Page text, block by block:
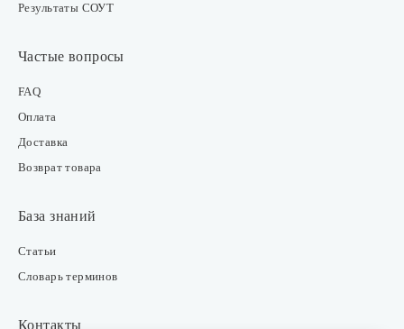
Результаты СОУТ
Частые вопросы
FAQ
Оплата
Доставка
Возврат товара
База знаний
Статьи
Словарь терминов
Контакты